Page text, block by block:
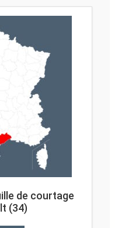
de courtage
(34)